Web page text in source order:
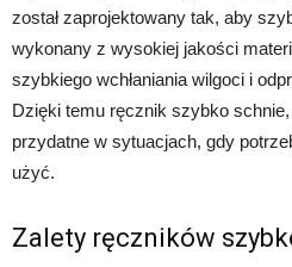
został zaprojektowany tak, aby
wykonany z wysokiej jakości
szybkiego wchłaniania wilgoci i
Dzięki temu ręcznik szybko
przydatne w sytuacjach, gdy
użyć.
Zalety ręczników